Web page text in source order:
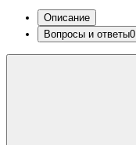
Описание
Вопросы и ответы0